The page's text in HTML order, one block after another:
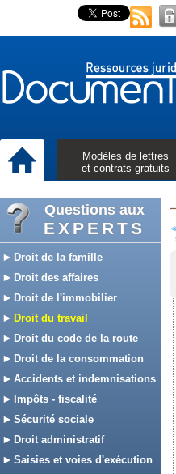
Modèles de lettres
et contrats gratuits
Questions aux
EXPERTS
Droit de la famille
Droit des affaires
Droit de l'immobilier
Droit du travail
Droit du code de la route
Droit de la consommation
Accidents et indemnisations
Impôts - fiscalité
Sécurité sociale
Droit administratif
Saisies et voies d'exécution